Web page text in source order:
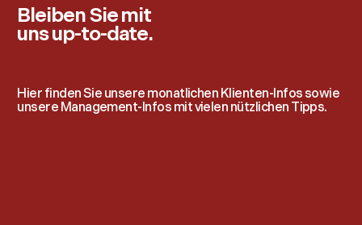
Bleiben Sie mit
uns up-to-date.
Hier finden Sie unsere monatlichen Klienten-Infos sowie
unsere Management-Infos mit vielen nützlichen Tipps.